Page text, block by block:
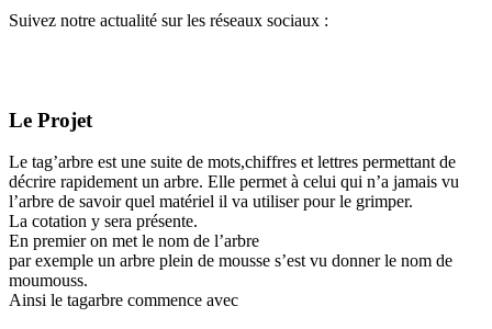
Suivez notre actualité sur les réseaux sociaux :
Le Projet
Le tag’arbre est une suite de mots,chiffres et lettres permettant de
décrire rapidement un arbre. Elle permet à celui qui n’a jamais vu
l’arbre de savoir quel matériel il va utiliser pour le grimper.
La cotation y sera présente.
En premier on met le nom de l’arbre
par exemple un arbre plein de mousse s’est vu donner le nom de
moumouss.
Ainsi le tagarbre commence avec